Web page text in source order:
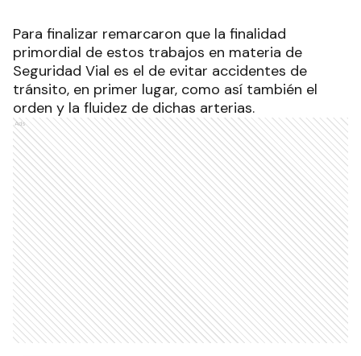
Para finalizar remarcaron que la finalidad
primordial de estos trabajos en materia de
Seguridad Vial es el de evitar accidentes de
tránsito, en primer lugar, como así también el
orden y la fluidez de dichas arterias.
Ads